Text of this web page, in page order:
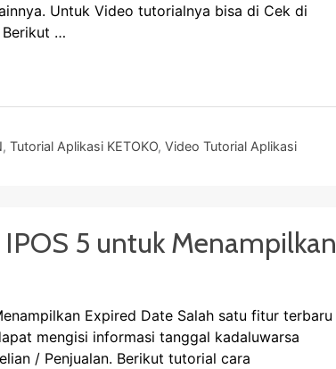
Untuk Video tutorialnya bisa di Cek di
Berikut …
,Tutorial Aplikasi KETOKO,Video Tutorial Aplikasi
IPOS 5 untuk Menampilkan
Expired Date Salah satu fitur terbaru
mengisi informasi tanggal kadaluwarsa
/ Penjualan. Berikut tutorial cara